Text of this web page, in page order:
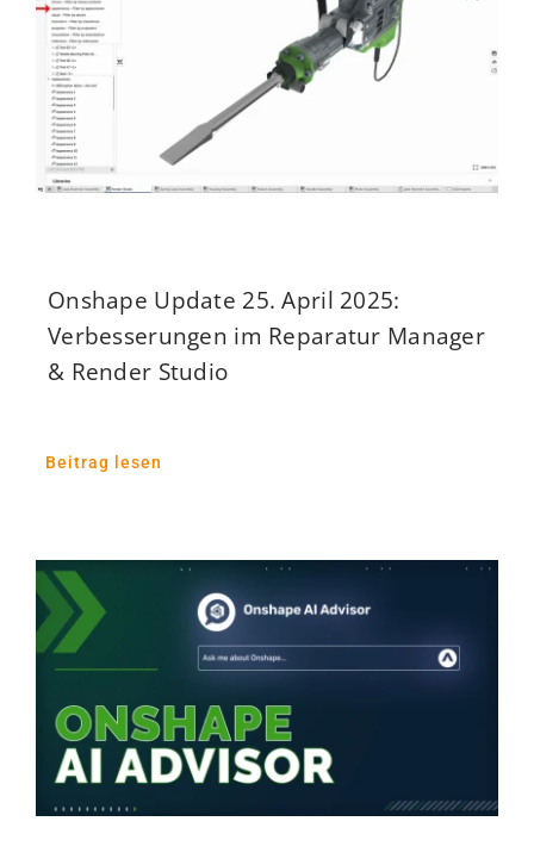
Onshape Update 25. April 2025:
Verbesserungen im Reparatur Manager
& Render Studio
Beitrag lesen